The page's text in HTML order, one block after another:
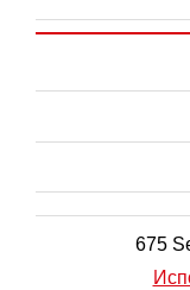
675